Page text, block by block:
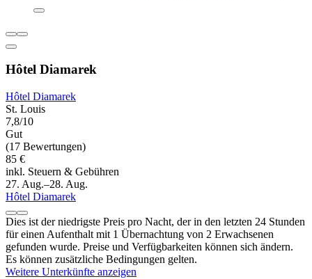
Hôtel Diamarek
Hôtel Diamarek
St. Louis
7,8/10
Gut
(17 Bewertungen)
85 €
inkl. Steuern & Gebühren
27. Aug.–28. Aug.
Hôtel Diamarek
Dies ist der niedrigste Preis pro Nacht, der in den letzten 24 Stunden
für einen Aufenthalt mit 1 Übernachtung von 2 Erwachsenen
gefunden wurde. Preise und Verfügbarkeiten können sich ändern.
Es können zusätzliche Bedingungen gelten.
Weitere Unterkünfte anzeigen